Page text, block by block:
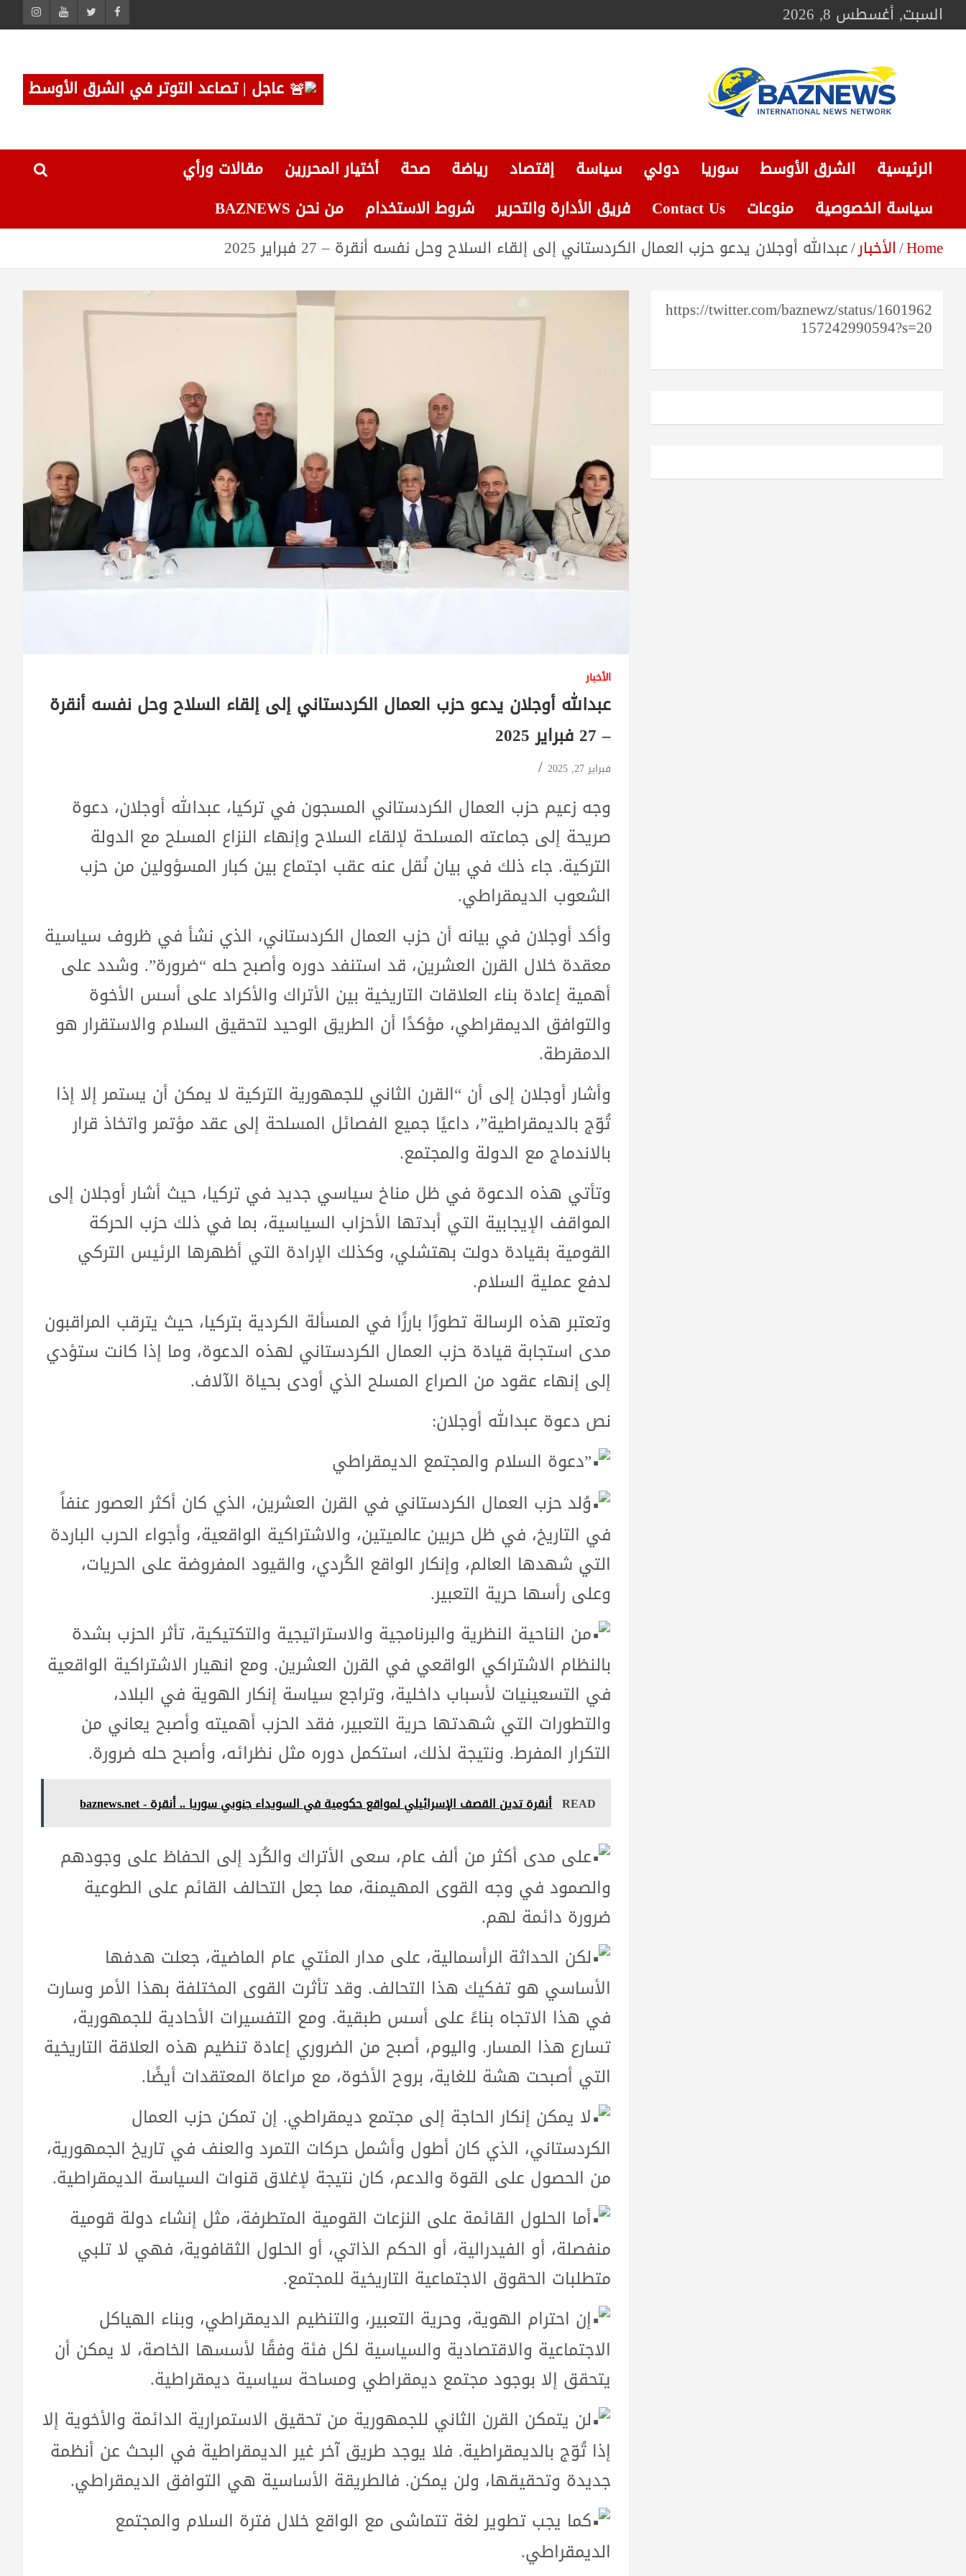
Skip
to السبت, أغسطس 8, 2026
شبكة باز الإخبارية
عاجل | تصاعد التوتر في الشرق الأوسط
الرئيسية الشرق الأوسط سوريا دولي سياسة إقتصاد رياضة صحة أختيار المحررين
مقالات ورأي
سياسة الخصوصية
منوعات Contact Us فريق الأدارة والتحرير شروط الاستخدام
من نحن BAZNEWS
Home الأخبار عبدالله أوجلان يدعو حزب العمال الكردستاني إلى إلقاء السلاح وحل نفسه أنقرة – 27 فبراير 2025
الأخبار
عبدالله أوجلان يدعو حزب العمال الكردستاني إلى إلقاء السلاح وحل نفسه أنقرة
– 27 فبراير 2025
فبراير 27, 2025
وجه زعيم حزب العمال الكردستاني المسجون في تركيا، عبدالله أوجلان، دعوة
صريحة إلى جماعته المسلحة لإلقاء السلاح وإنهاء النزاع المسلح مع الدولة
التركية. جاء ذلك في بيان نُقل عنه عقب اجتماع بين كبار المسؤولين من حزب
الشعوب الديمقراطي.
وأكد أوجلان في بيانه أن حزب العمال الكردستاني، الذي نشأ في ظروف سياسية
معقدة خلال القرن العشرين، قد استنفد دوره وأصبح حله “ضرورة”. وشدد على
أهمية إعادة بناء العلاقات التاريخية بين الأتراك والأكراد على أسس الأخوة
والتوافق الديمقراطي، مؤكدًا أن الطريق الوحيد لتحقيق السلام والاستقرار هو
الدمقرطة.
وأشار أوجلان إلى أن “القرن الثاني للجمهورية التركية لا يمكن أن يستمر إلا إذا
تُوّج بالديمقراطية”، داعيًا جميع الفصائل المسلحة إلى عقد مؤتمر واتخاذ قرار
بالاندماج مع الدولة والمجتمع.
وتأتي هذه الدعوة في ظل مناخ سياسي جديد في تركيا، حيث أشار أوجلان إلى
المواقف الإيجابية التي أبدتها الأحزاب السياسية، بما في ذلك حزب الحركة
القومية بقيادة دولت بهتشلي، وكذلك الإرادة التي أظهرها الرئيس التركي
لدفع عملية السلام.
وتعتبر هذه الرسالة تطورًا بارزًا في المسألة الكردية بتركيا، حيث يترقب المراقبون
مدى استجابة قيادة حزب العمال الكردستاني لهذه الدعوة، وما إذا كانت ستؤدي
إلى إنهاء عقود من الصراع المسلح الذي أودى بحياة الآلاف.
نص دعوة عبدالله أوجلان:
”دعوة السلام والمجتمع الديمقراطي
وُلد حزب العمال الكردستاني في القرن العشرين، الذي كان أكثر العصور عنفاً
في التاريخ، في ظل حربين عالميتين، والاشتراكية الواقعية، وأجواء الحرب الباردة
التي شهدها العالم، وإنكار الواقع الكُردي، والقيود المفروضة على الحريات،
وعلى رأسها حرية التعبير.
من الناحية النظرية والبرنامجية والاستراتيجية والتكتيكية، تأثر الحزب بشدة
بالنظام الاشتراكي الواقعي في القرن العشرين. ومع انهيار الاشتراكية الواقعية
في التسعينيات لأسباب داخلية، وتراجع سياسة إنكار الهوية في البلاد،
والتطورات التي شهدتها حرية التعبير، فقد الحزب أهميته وأصبح يعاني من
التكرار المفرط. ونتيجة لذلك، استكمل دوره مثل نظرائه، وأصبح حله ضرورة.
READ أنقرة تدين القصف الإسرائيلي لمواقع حكومية في السويداء جنوبي سوريا .. أنقرة - baznews.net
على مدى أكثر من ألف عام، سعى الأتراك والكُرد إلى الحفاظ على وجودهم
والصمود في وجه القوى المهيمنة، مما جعل التحالف القائم على الطوعية
ضرورة دائمة لهم.
لكن الحداثة الرأسمالية، على مدار المئتي عام الماضية، جعلت هدفها
الأساسي هو تفكيك هذا التحالف. وقد تأثرت القوى المختلفة بهذا الأمر وسارت
في هذا الاتجاه بناءً على أسس طبقية. ومع التفسيرات الأحادية للجمهورية،
تسارع هذا المسار. واليوم، أصبح من الضروري إعادة تنظيم هذه العلاقة التاريخية
التي أصبحت هشة للغاية، بروح الأخوة، مع مراعاة المعتقدات أيضًا.
لا يمكن إنكار الحاجة إلى مجتمع ديمقراطي. إن تمكن حزب العمال
الكردستاني، الذي كان أطول وأشمل حركات التمرد والعنف في تاريخ الجمهورية،
من الحصول على القوة والدعم، كان نتيجة لإغلاق قنوات السياسة الديمقراطية.
أما الحلول القائمة على النزعات القومية المتطرفة، مثل إنشاء دولة قومية
منفصلة، أو الفيدرالية، أو الحكم الذاتي، أو الحلول الثقافوية، فهي لا تلبي
متطلبات الحقوق الاجتماعية التاريخية للمجتمع.
إن احترام الهوية، وحرية التعبير، والتنظيم الديمقراطي، وبناء الهياكل
الاجتماعية والاقتصادية والسياسية لكل فئة وفقًا لأسسها الخاصة، لا يمكن أن
يتحقق إلا بوجود مجتمع ديمقراطي ومساحة سياسية ديمقراطية.
لن يتمكن القرن الثاني للجمهورية من تحقيق الاستمرارية الدائمة والأخوية إلا
إذا تُوّج بالديمقراطية. فلا يوجد طريق آخر غير الديمقراطية في البحث عن أنظمة
جديدة وتحقيقها، ولن يمكن. فالطريقة الأساسية هي التوافق الديمقراطي.
كما يجب تطوير لغة تتماشى مع الواقع خلال فترة السلام والمجتمع
الديمقراطي.
https://twitter.com/baznewz/status/1601962
157242990594?s=20